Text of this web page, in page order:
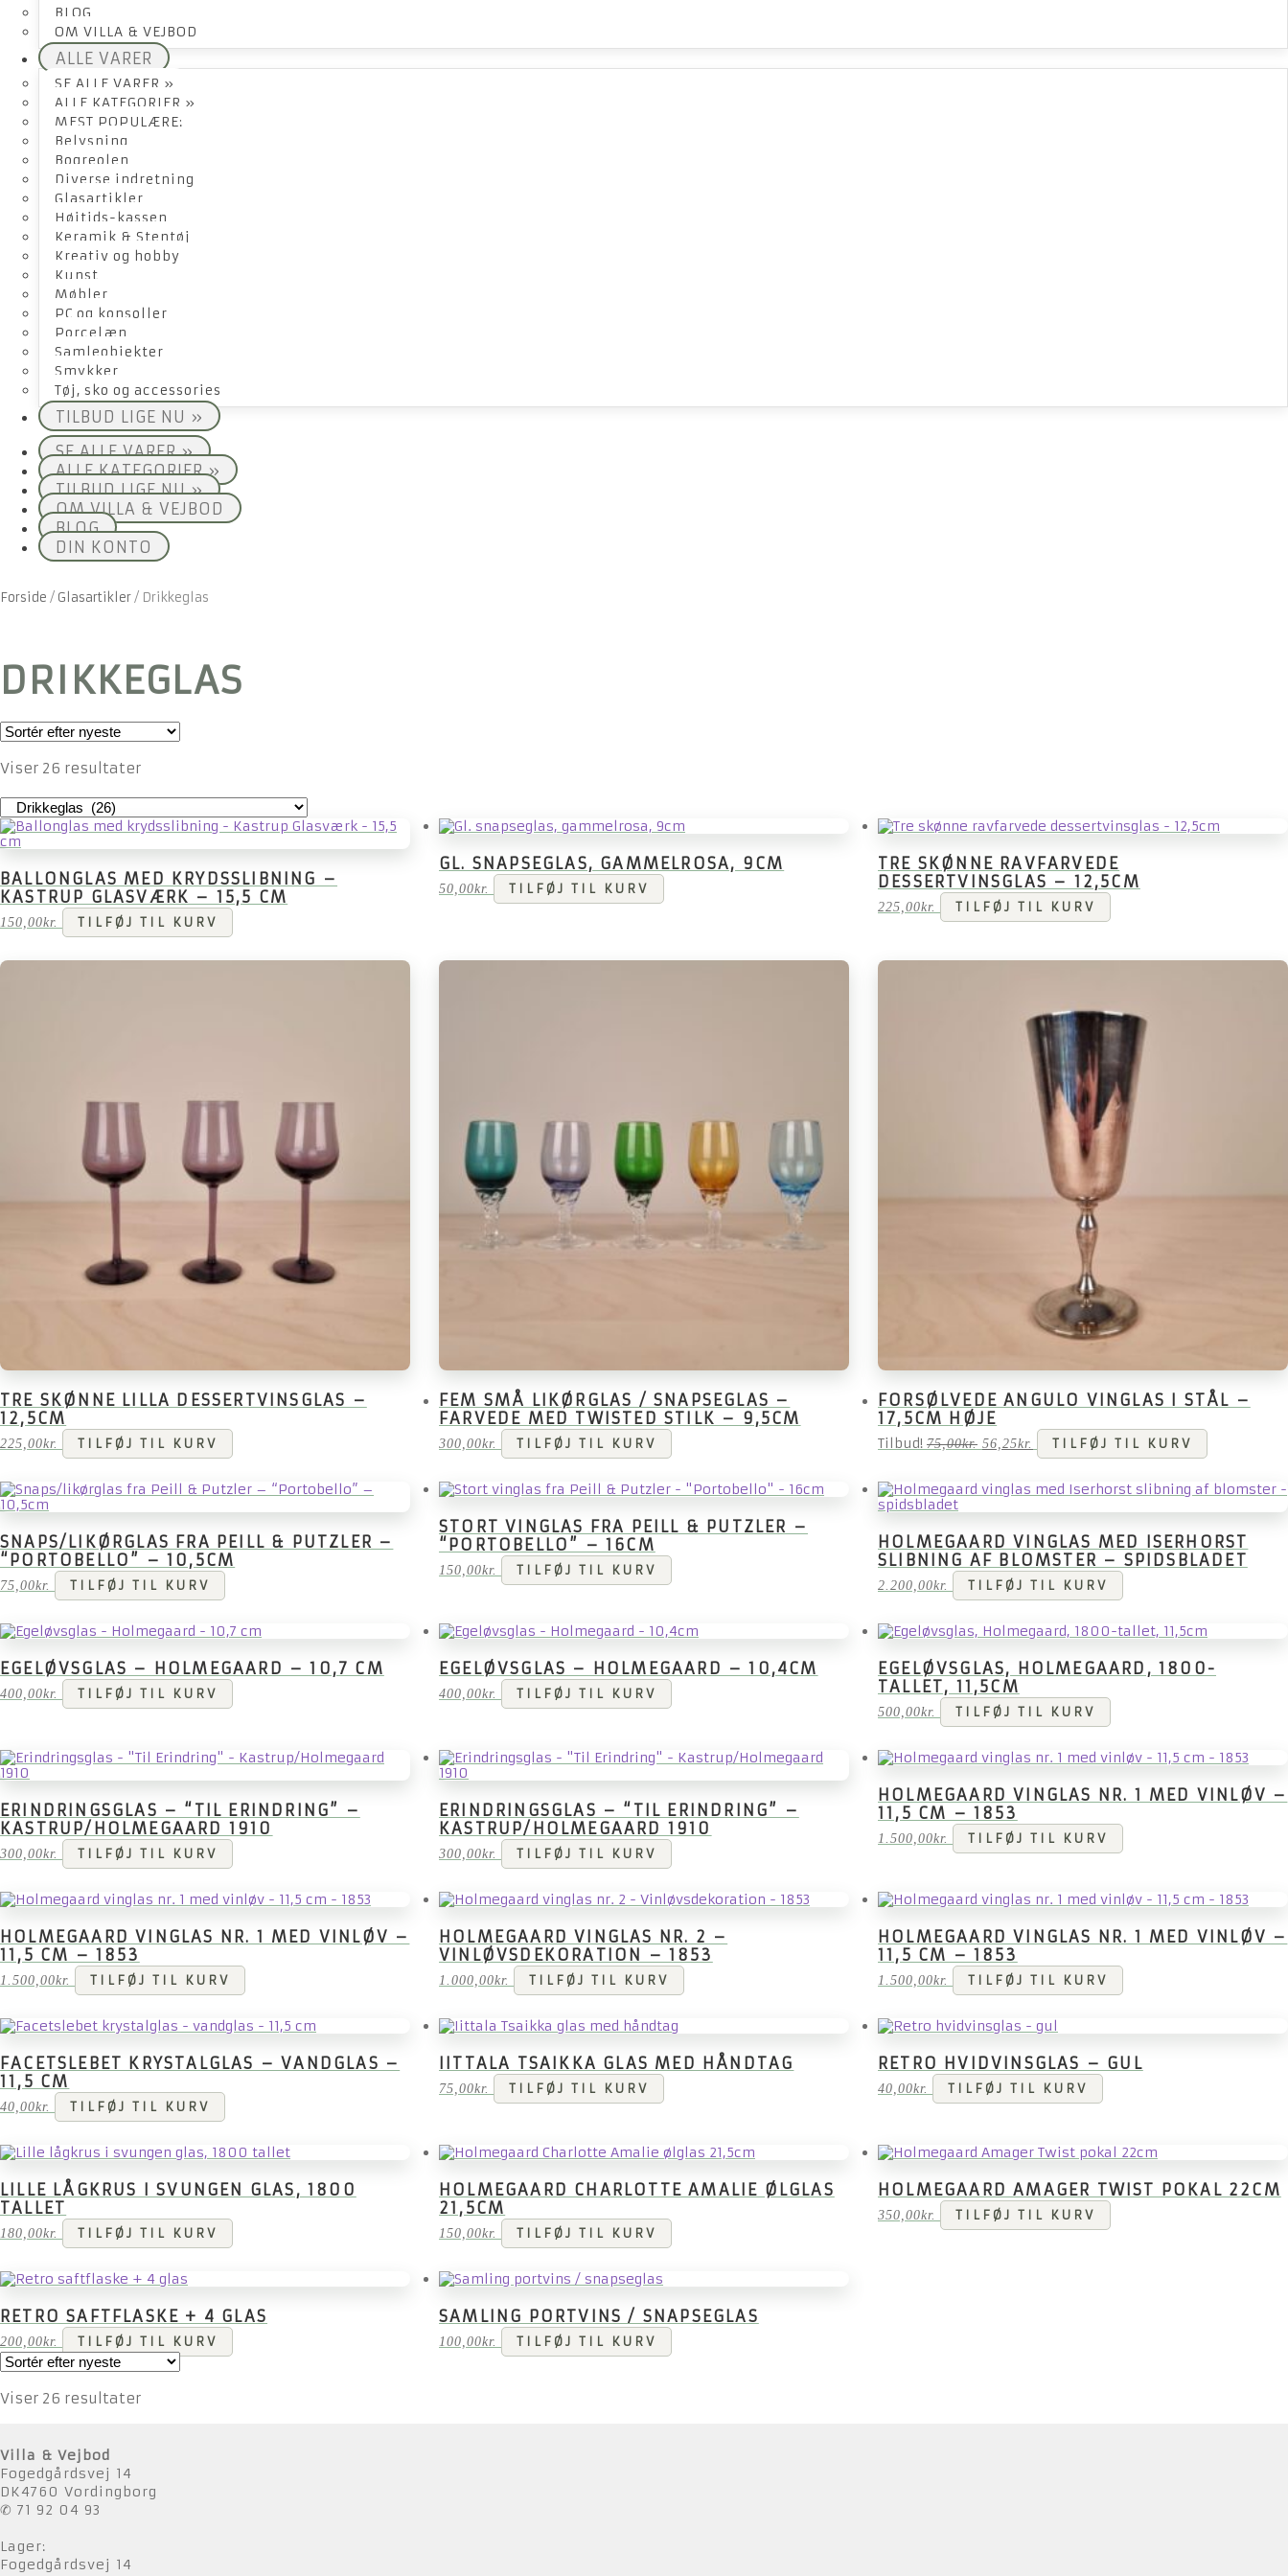
BLOG
OM VILLA & VEJBOD
ALLE VARER
SE ALLE VARER »
ALLE KATEGORIER »
MEST POPULÆRE:
Belysning
Bogreolen
Diverse indretning
Glasartikler
Højtids-kassen
Keramik & Stentøj
Kreativ og hobby
Kunst
Møbler
PC og konsoller
Porcelæn
Samleobjekter
Smykker
Tøj, sko og accessories
TILBUD LIGE NU »
SE ALLE VARER »
ALLE KATEGORIER »
TILBUD LIGE NU »
OM VILLA & VEJBOD
BLOG
DIN KONTO
Forside / Glasartikler/ Drikkeglas
DRIKKEGLAS
Viser 26 resultaterSorteret
BALLONGLAS MED KRYDSSLIBNING –
KASTRUP GLASVÆRK – 15,5 CM
150,00kr. TILFØJ TIL KURV
GL. SNAPSEGLAS, GAMMELROSA, 9CM
50,00kr. TILFØJ TIL KURV
TRE SKØNNE RAVFARVEDE
DESSERTVINSGLAS – 12,5CM
225,00kr. TILFØJ TIL KURV
TRE SKØNNE LILLA DESSERTVINSGLAS –
12,5CM
225,00kr. TILFØJ TIL KURV
FEM SMÅ LIKØRGLAS / SNAPSEGLAS –
FARVEDE MED TWISTED STILK – 9,5CM
300,00kr. TILFØJ TIL KURV
FORSØLVEDE ANGULO VINGLAS I STÅL –
17,5CM HØJE
Tilbud! 75,00kr. Den
oprindelige
var:
56,25kr.
Den
aktuelle
er:
TILFØJ TIL KURV
SNAPS/LIKØRGLAS FRA PEILL & PUTZLER –
“PORTOBELLO” – 10,5CM
75,00kr. TILFØJ TIL KURV
STORT VINGLAS FRA PEILL & PUTZLER –
“PORTOBELLO” – 16CM
150,00kr. TILFØJ TIL KURV
HOLMEGAARD VINGLAS MED ISERHORST
SLIBNING AF BLOMSTER – SPIDSBLADET
2.200,00kr. TILFØJ TIL KURV
EGELØVSGLAS – HOLMEGAARD – 10,7 CM
400,00kr. TILFØJ TIL KURV
EGELØVSGLAS – HOLMEGAARD – 10,4CM
400,00kr. TILFØJ TIL KURV
EGELØVSGLAS, HOLMEGAARD, 1800-
TALLET, 11,5CM
500,00kr. TILFØJ TIL KURV
ERINDRINGSGLAS – “TIL ERINDRING” –
KASTRUP/HOLMEGAARD 1910
300,00kr. TILFØJ TIL KURV
ERINDRINGSGLAS – “TIL ERINDRING” –
KASTRUP/HOLMEGAARD 1910
300,00kr. TILFØJ TIL KURV
HOLMEGAARD VINGLAS NR. 1 MED VINLØV –
11,5 CM – 1853
1.500,00kr. TILFØJ TIL KURV
HOLMEGAARD VINGLAS NR. 1 MED VINLØV –
11,5 CM – 1853
1.500,00kr. TILFØJ TIL KURV
HOLMEGAARD VINGLAS NR. 2 –
VINLØVSDEKORATION – 1853
1.000,00kr. TILFØJ TIL KURV
HOLMEGAARD VINGLAS NR. 1 MED VINLØV –
11,5 CM – 1853
1.500,00kr. TILFØJ TIL KURV
FACETSLEBET KRYSTALGLAS – VANDGLAS –
11,5 CM
40,00kr. TILFØJ TIL KURV
IITTALA TSAIKKA GLAS MED HÅNDTAG
75,00kr. TILFØJ TIL KURV
RETRO HVIDVINSGLAS – GUL
40,00kr. TILFØJ TIL KURV
LILLE LÅGKRUS I SVUNGEN GLAS, 1800
TALLET
180,00kr. TILFØJ TIL KURV
HOLMEGAARD CHARLOTTE AMALIE ØLGLAS
21,5CM
150,00kr. TILFØJ TIL KURV
HOLMEGAARD AMAGER TWIST POKAL 22CM
350,00kr. TILFØJ TIL KURV
RETRO SAFTFLASKE + 4 GLAS
200,00kr. TILFØJ TIL KURV
SAMLING PORTVINS / SNAPSEGLAS
100,00kr. TILFØJ TIL KURV
Viser 26 resultaterSorteret
Villa & Vejbod
Fogedgårdsvej 14
DK4760 Vordingborg
✆ 71 92 04 93
Lager:
Fogedgårdsvej 14